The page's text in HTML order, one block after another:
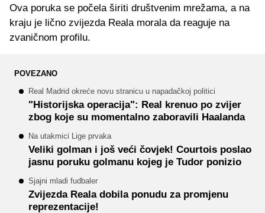
Ova poruka se počela širiti društvenim mrežama, a na
kraju je lično zvijezda Reala morala da reaguje na
zvaničnom profilu.
POVEZANO
Real Madrid okreće novu stranicu u napadačkoj politici
"Historijska operacija": Real krenuo po zvijer
zbog koje su momentalno zaboravili Haalanda
Na utakmici Lige prvaka
Veliki golman i još veći čovjek! Courtois poslao
jasnu poruku golmanu kojeg je Tudor ponizio
Sjajni mladi fudbaler
Zvijezda Reala dobila ponudu za promjenu
reprezentacije!